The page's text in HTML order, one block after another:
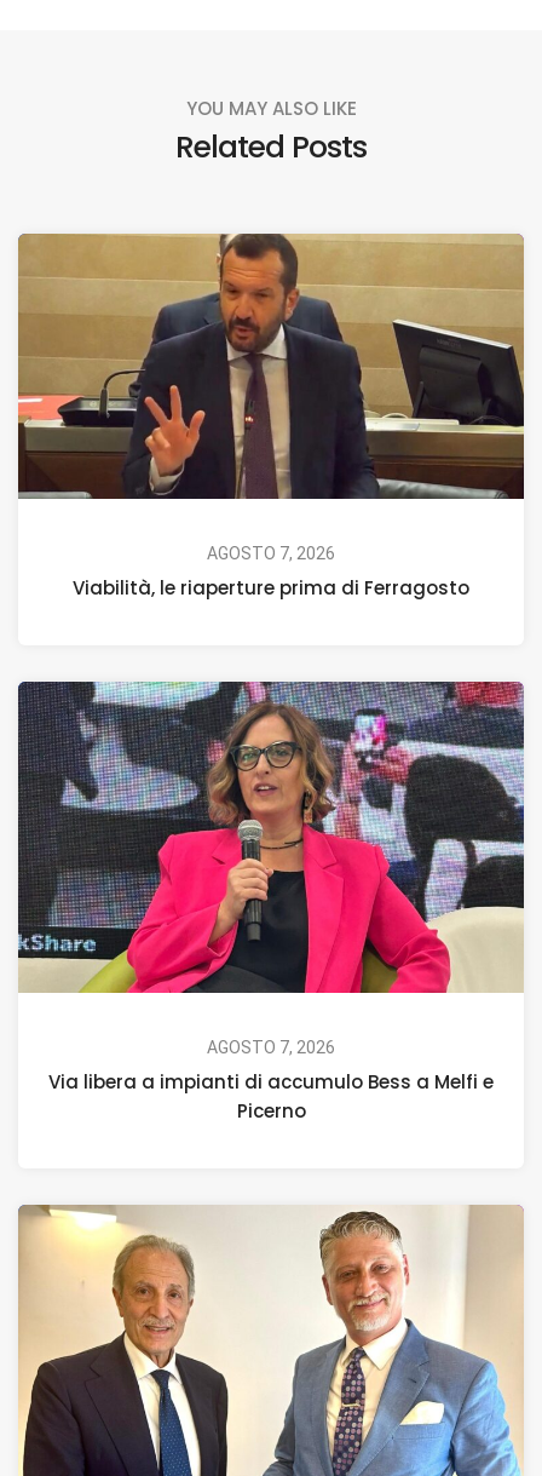
YOU MAY ALSO LIKE
Related Posts
AGOSTO 7, 2026
Viabilità, le riaperture prima di Ferragosto
AGOSTO 7, 2026
Via libera a impianti di accumulo Bess a Melfi e
Picerno